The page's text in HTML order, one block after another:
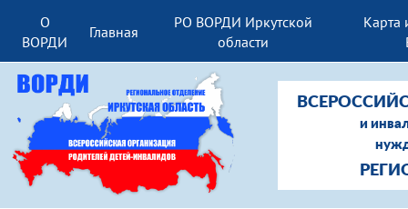
О
ВОРДИ
Главная
РО ВОРДИ Иркутской
области
Карта
и